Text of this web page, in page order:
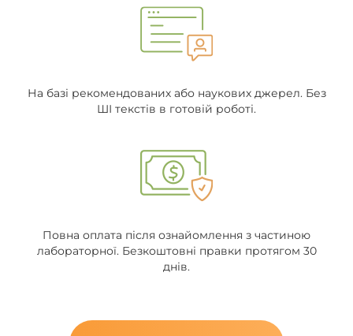
На базі рекомендованих або наукових джерел. Без
ШІ текстів в готовій роботі.
Повна оплата після ознайомлення з частиною
лабораторної. Безкоштовні правки протягом 30
днів.